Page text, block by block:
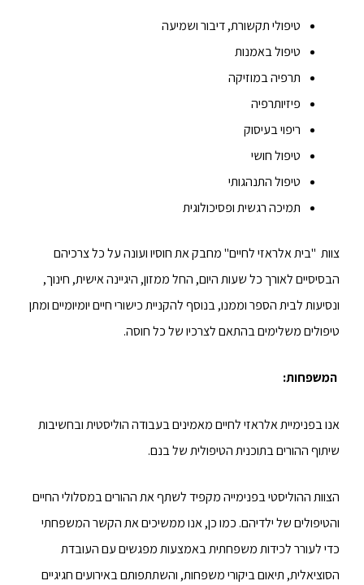
טיפולי תקשורת, דיבור ושמיעה
טיפול באמנות
תרפיה במוזיקה
פיזיותרפיה
ריפוי בעיסוק
טיפול חושי
טיפול התנהגותי
תמיכה רגשית ופסיכולוגית
צוות "בית אלראזי לחיים" מחבק את חוסיו ועונה על כל צרכיהם
הבסיסיים לאורך כל שעות היום, החל ממזון, היגיינה אישית, חינוך,
ונסיעות לבית הספר וממנו, בנוסף להקניית כישורי חיים יומיומיים ומתן
טיפולים משלימים בהתאם לצרכיו של כל חוסה.
המשפחות:
אנו בפנימיית אלראזי לחיים מאמינים בעבודה הוליסטית ובחשיבות
שיתוף ההורים בתוכנית הטיפולית של בנם.
הצוות ההוליסטי בפנימייה מקפיד לשתף את ההורים במסלולי החיים
והטיפולים של ילדיהם. כמו כן, אנו ממשיכים את הקשר המשפחתי
כדי לעורר לכידות משפחתית באמצעות מפגשים עם העובדת
הסוציאלית, תיאום ביקורי משפחות, והשתתפותם באירועים חגיגיים